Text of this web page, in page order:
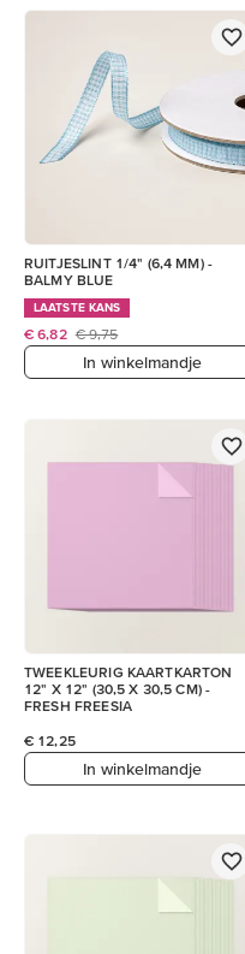
RUITJESLINT 1/4" (6,4 MM) -
BALMY BLUE
LAATSTE KANS
€ 6,82 € 9,75
In winkelmandje
TWEEKLEURIG KAARTKARTON
12" X 12" (30,5 X 30,5 CM) -
FRESH FREESIA
€ 12,25
In winkelmandje